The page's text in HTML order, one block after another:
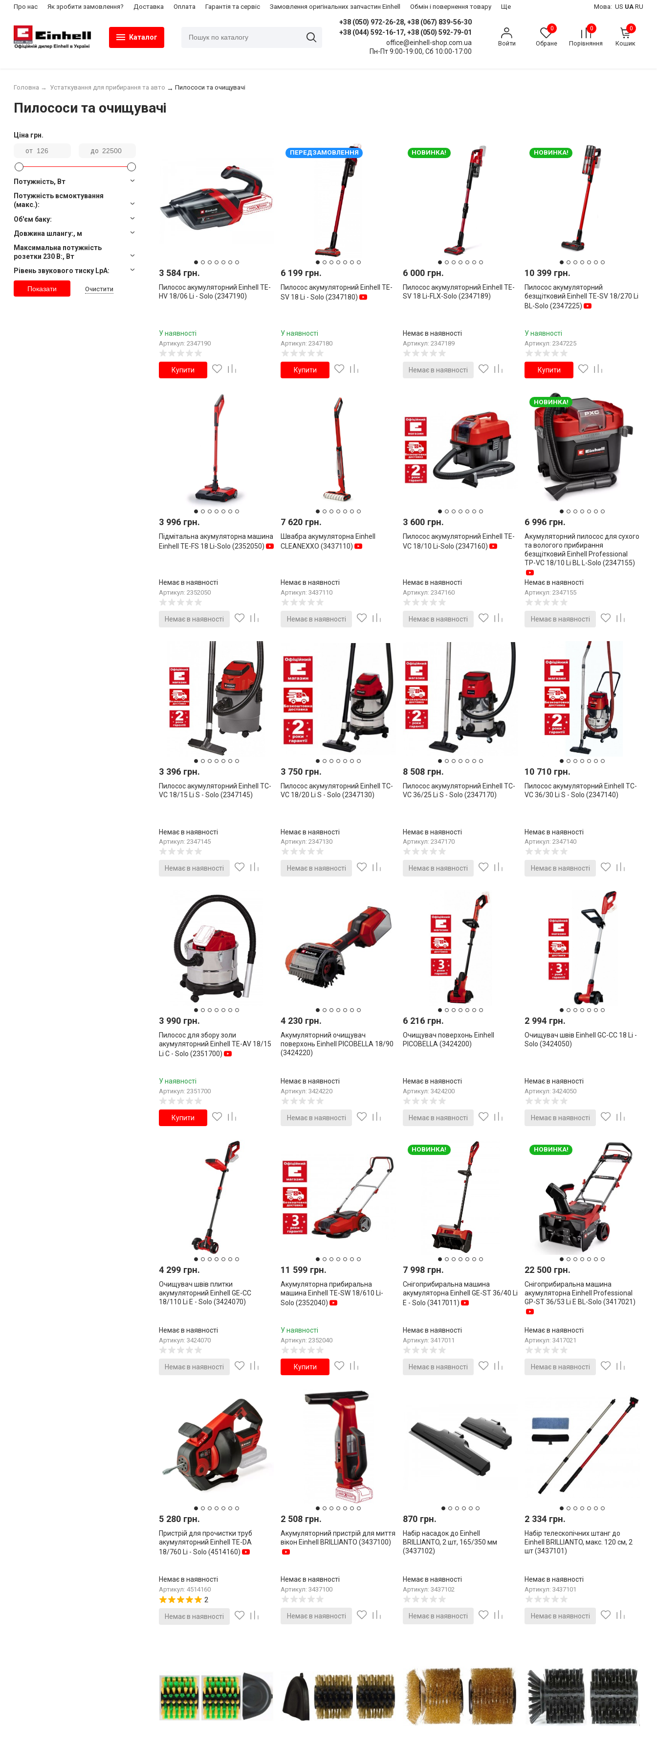
Про нас Як зробити замовлення? Доставка Оплата Гарантія та сервіс Замовлення оригінальних запчастин Einhell ​Обмін і повернення товару Ще Мова: US UA RU
Каталог
+38 (050) 972-26-28, +38 (067) 839-56-30
+38 (044) 592-16-17, +38 (050) 592-79-01
office@einhell-shop.com.ua
Пн-Пт 9:00-19:00, Сб 10:00-17:00
Войти
0
Обране
0
Порівняння
0
Кошик
Головна → Устаткування для прибирання та авто → Пилососи та очищувачі
Пилососи та очищувачі
Ціна грн.
от до
Потужність, Вт
Потужність всмоктування
(макс.):
Об'єм баку:
Довжина шлангу:, м
Максимальна потужність
розетки 230 В:, Вт
Рівень звукового тиску LpA:
Очистити
3 584 грн.
Пилосос акумуляторний Einhell TE-
HV 18/06 Li - Solo (2347190)
У наявності
Артикул: 2347190
Купити
ПЕРЕДЗАМОВЛЕННЯ
6 199 грн.
Пилосос акумуляторний Einhell TE-
SV 18 Li - Solo (2347180)
У наявності
Артикул: 2347180
Купити
НОВИНКА!
6 000 грн.
Пилосос акумуляторний Einhell TE-
SV 18 Li-FLX-Solo (2347189)
Немає в наявності
Артикул: 2347189
Немає в наявності
НОВИНКА!
10 399 грн.
Пилосос акумуляторний
безщітковий Einhell TE-SV 18/270 Li
BL-Solo (2347225)
У наявності
Артикул: 2347225
Купити
3 996 грн.
Підмітальна акумуляторна машина
Einhell TE-FS 18 Li-Solo (2352050)
Немає в наявності
Артикул: 2352050
Немає в наявності
7 620 грн.
Швабра акумуляторна Einhell
CLEANEXXO (3437110)
Немає в наявності
Артикул: 3437110
Немає в наявності
3 600 грн.
Пилосос акумуляторний Einhell TE-
VC 18/10 Li-Solo (2347160)
Немає в наявності
Артикул: 2347160
Немає в наявності
НОВИНКА!
6 996 грн.
Акумуляторний пилосос для сухого
та вологого прибирання
безщітковий Einhell Professional
TP-VC 18/10 Li BL L-Solo (2347155)
Немає в наявності
Артикул: 2347155
Немає в наявності
3 396 грн.
Пилосос акумуляторний Einhell TC-
VC 18/15 Li S - Solo (2347145)
Немає в наявності
Артикул: 2347145
Немає в наявності
3 750 грн.
Пилосос акумуляторний Einhell TC-
VC 18/20 Li S - Solo (2347130)
Немає в наявності
Артикул: 2347130
Немає в наявності
8 508 грн.
Пилосос акумуляторний Einhell TC-
VC 36/25 Li S - Solo (2347170)
Немає в наявності
Артикул: 2347170
Немає в наявності
10 710 грн.
Пилосос акумуляторний Einhell TC-
VC 36/30 Li S - Solo (2347140)
Немає в наявності
Артикул: 2347140
Немає в наявності
3 990 грн.
Пилосос для збору золи
акумуляторний Einhell TE-AV 18/15
Li C - Solo (2351700)
У наявності
Артикул: 2351700
Купити
4 230 грн.
Акумуляторний очищувач
поверхонь Einhell PICOBELLA 18/90
(3424220)
Немає в наявності
Артикул: 3424220
Немає в наявності
6 216 грн.
Очищувач поверхонь Einhell
PICOBELLA (3424200)
Немає в наявності
Артикул: 3424200
Немає в наявності
2 994 грн.
Очищувач швів Einhell GC-CC 18 Li -
Solo (3424050)
Немає в наявності
Артикул: 3424050
Немає в наявності
4 299 грн.
Очищувач швів плитки
акумуляторний Einhell GE-CC
18/110 Li E - Solo (3424070)
Немає в наявності
Артикул: 3424070
Немає в наявності
11 599 грн.
Акумуляторна прибиральна
машина Einhell TE-SW 18/610 Li-
Solo (2352040)
У наявності
Артикул: 2352040
Купити
НОВИНКА!
7 998 грн.
Снігоприбиральна машина
акумуляторна Einhell GE-ST 36/40 Li
E - Solo (3417011)
Немає в наявності
Артикул: 3417011
Немає в наявності
НОВИНКА!
22 500 грн.
Снігоприбиральна машина
акумуляторна Einhell Professional
GP-ST 36/53 Li E BL-Solo (3417021)
Немає в наявності
Артикул: 3417021
Немає в наявності
5 280 грн.
Пристрій для прочистки труб
акумуляторний Einhell TE-DA
18/760 Li - Solo (4514160)
Немає в наявності
Артикул: 4514160
2
Немає в наявності
2 508 грн.
Акумуляторний пристрій для миття
вікон Einhell BRILLIANTO (3437100)
Немає в наявності
Артикул: 3437100
Немає в наявності
870 грн.
Набір насадок до Einhell
BRILLIANTO, 2 шт, 165/350 мм
(3437102)
Немає в наявності
Артикул: 3437102
Немає в наявності
2 334 грн.
Набір телескопічних штанг до
Einhell BRILLIANTO, макс. 120 см, 2
шт (3437101)
Немає в наявності
Артикул: 3437101
Немає в наявності